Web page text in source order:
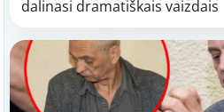
dalinasi dramatiškais vaizdais